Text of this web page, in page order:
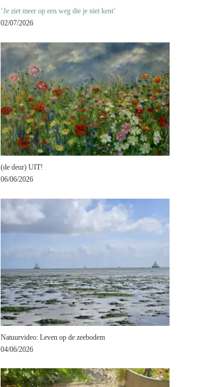
‘Je ziet meer op een weg die je niet kent’
02/07/2026
(de deur) UIT!
06/06/2026
Natuurvideo: Leven op de zeebodem
04/06/2026